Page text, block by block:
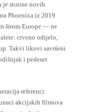
je stotine novih
Phoenixa iz 2019.
širom Europe — ne
crveno odijelo,
Takvi likovi savršeni
i pedeset
referenci:
akcijskih filmova